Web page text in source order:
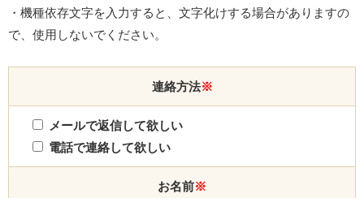
・機種依存文字を入力すると、文字化けする場合がありますの
で、使用しないでください。
連絡方法※
メールで返信して欲しい
電話で連絡して欲しい
お名前※